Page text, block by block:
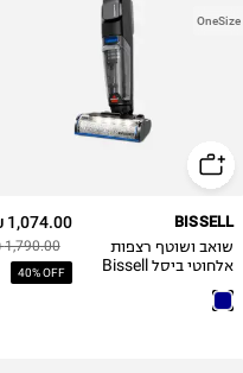
OneSize
1,074.00 ₪
1,790.00 ₪
40% OFF
BISSELL
שואב ושוטף רצפות
אלחוטי ביסל Bissell